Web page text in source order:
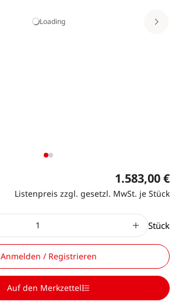
Loading
1.583,00 €
Listenpreis zzgl. gesetzl. MwSt. je Stück
Stück
Anmelden / Registrieren
Auf den Merkzettel